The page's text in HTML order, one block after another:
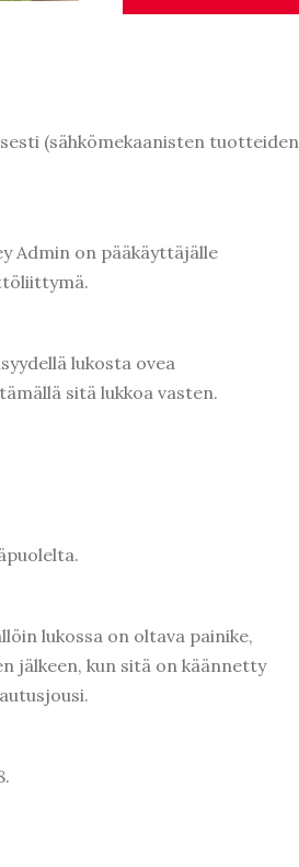
(sähkömekaanisten tuotteiden
Admin on pääkäyttäjälle
lukosta ovea
sitä lukkoa vasten.
lukossa on oltava painike,
jälkeen, kun sitä on käännetty